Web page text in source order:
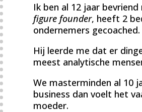
Ik ben al 12 jaar
figure founder, heeft 2
ondernemers gecoached.
Hij leerde me dat er
meest analytische
We masterminden al 10
business dan voelt het
moeder.